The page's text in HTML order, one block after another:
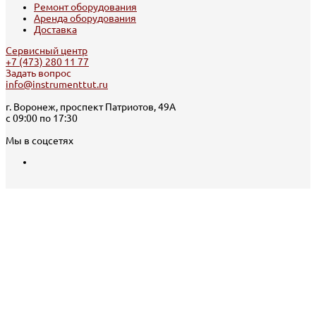
Ремонт оборудования
Аренда оборудования
Доставка
Сервисный центр
+7 (473) 280 11 77
Задать вопрос
info@instrumenttut.ru
г. Воронеж, проспект Патриотов, 49А
с 09:00 по 17:30
Мы в соцсетях